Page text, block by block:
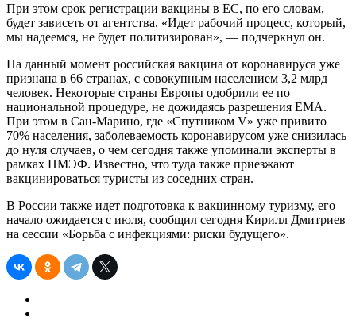
При этом срок регистрации вакцины в ЕС, по его словам,
будет зависеть от агентства. «Идет рабочий процесс, который,
мы надеемся, не будет политизирован», — подчеркнул он.
На данный момент российская вакцина от коронавируса уже
признана в 66 странах, с совокупным населением 3,2 млрд
человек. Некоторые страны Европы одобрили ее по
национальной процедуре, не дожидаясь разрешения ЕМА.
При этом в Сан-Марино, где «Спутником V» уже привито
70% населения, заболеваемость коронавирусом уже снизилась
до нуля случаев, о чем сегодня также упоминали эксперты в
рамках ПМЭФ. Известно, что туда также приезжают
вакцинироваться туристы из соседних стран.
В России также идет подготовка к вакцинному туризму, его
начало ожидается с июля, сообщил сегодня Кирилл Дмитриев
на сессии «Борьба с инфекциями: риски будущего».